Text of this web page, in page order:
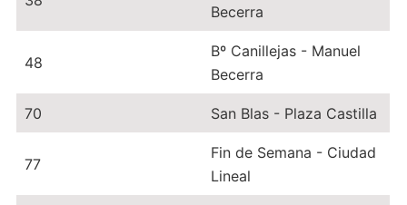
Becerra
48
Bº Canillejas - Manuel
Becerra
70 San Blas - Plaza Castilla
77
Fin de Semana - Ciudad
Lineal